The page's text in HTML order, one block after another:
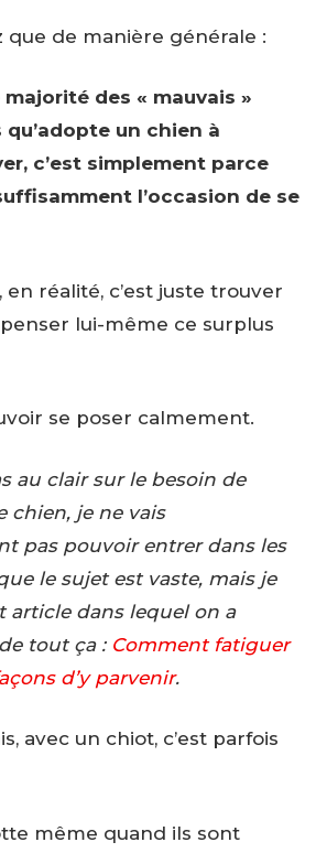
que de manière générale :
des « mauvais »
un chien à
c’est simplement parce
l’occasion de se
en réalité, c’est juste trouver
lui-même ce surplus
se poser calmement.
au clair sur le besoin de
chien, je ne vais
pas pouvoir entrer dans les
le sujet est vaste, mais je
article dans lequel on a
tout ça : Comment fatiguer
d’y parvenir.
avec un chiot, c’est parfois
même quand ils sont